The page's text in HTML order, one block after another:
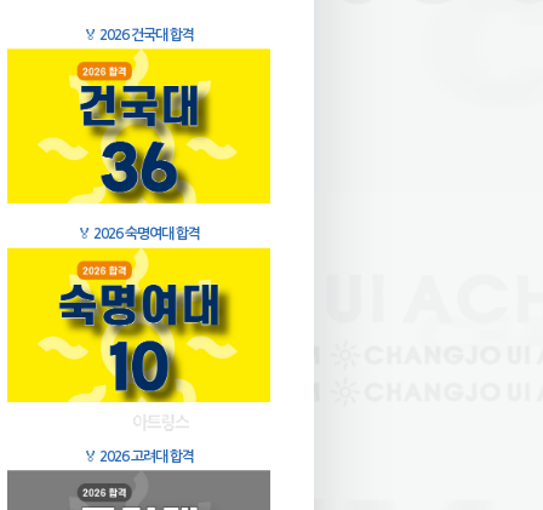
🏅 2026 건국대 합격
🏅 2026 숙명여대 합격
🏅 2026 고려대 합격